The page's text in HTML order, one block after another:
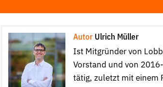
Autor Ulrich Müller
Ist Mitgründer von
Vorstand und von
tätig, zuletzt mit einem